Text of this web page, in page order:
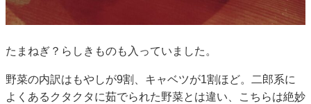
たまねぎ？らしきものも入っていました。
野菜の内訳はもやしが9割、キャベツが1割ほど。二郎系に
よくあるクタクタに茹でられた野菜とは違い、こちらは絶妙